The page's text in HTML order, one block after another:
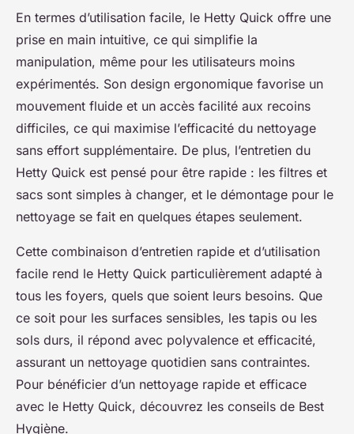
En termes d’utilisation facile, le Hetty Quick offre une
prise en main intuitive, ce qui simplifie la
manipulation, même pour les utilisateurs moins
expérimentés. Son design ergonomique favorise un
mouvement fluide et un accès facilité aux recoins
difficiles, ce qui maximise l’efficacité du nettoyage
sans effort supplémentaire. De plus, l’entretien du
Hetty Quick est pensé pour être rapide : les filtres et
sacs sont simples à changer, et le démontage pour le
nettoyage se fait en quelques étapes seulement.
Cette combinaison d’entretien rapide et d’utilisation
facile rend le Hetty Quick particulièrement adapté à
tous les foyers, quels que soient leurs besoins. Que
ce soit pour les surfaces sensibles, les tapis ou les
sols durs, il répond avec polyvalence et efficacité,
assurant un nettoyage quotidien sans contraintes.
Pour bénéficier d’un nettoyage rapide et efficace
avec le Hetty Quick, découvrez les conseils de Best
Hygiène.